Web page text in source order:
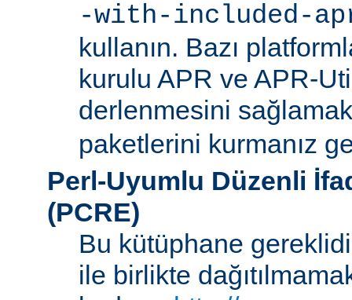
-with-included-
kullanın. Bazı
kurulu APR ve APR-
derlenmesini
paketlerini kurmanız
Perl-Uyumlu Düzenli
(PCRE)
Bu kütüphane
ile birlikte